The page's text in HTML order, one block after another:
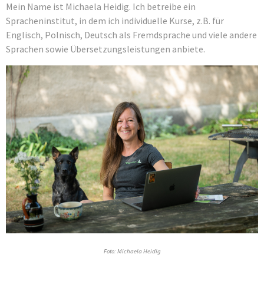
Mein Name ist Michaela Heidig. Ich betreibe ein
Spracheninstitut, in dem ich individuelle Kurse, z.B. für
Englisch, Polnisch, Deutsch als Fremdsprache und viele andere
Sprachen sowie Übersetzungsleistungen anbiete.
Foto: Michaela Heidig